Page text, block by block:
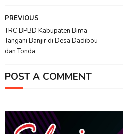
PREVIOUS
TRC BPBD Kabupaten Bima
Tangani Banjir di Desa Dadibou
dan Tonda
POST A COMMENT